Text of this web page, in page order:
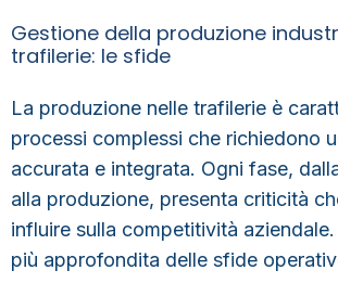
Gestione della produzione
trafilerie: le sfide
La produzione nelle trafilerie è
processi complessi che richiedono
accurata e integrata. Ogni fase,
alla produzione, presenta criticità
influire sulla competitività
più approfondita delle sfide